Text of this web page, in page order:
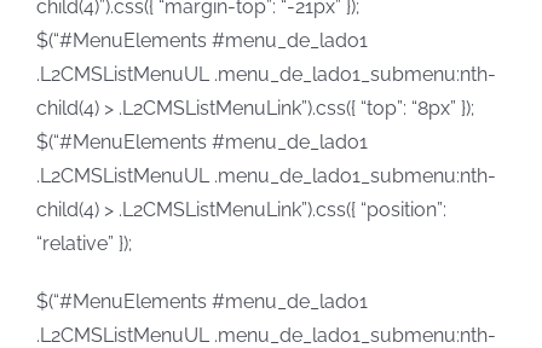
child(4)”).css({ “margin-top”: “-21px” });
$(“#MenuElements #menu_de_lado1
.L2CMSListMenuUL .menu_de_lado1_submenu:nth-
child(4) > .L2CMSListMenuLink”).css({ “top”: “8px” });
$(“#MenuElements #menu_de_lado1
.L2CMSListMenuUL .menu_de_lado1_submenu:nth-
child(4) > .L2CMSListMenuLink”).css({ “position”:
“relative” });
$(“#MenuElements #menu_de_lado1
.L2CMSListMenuUL .menu_de_lado1_submenu:nth-